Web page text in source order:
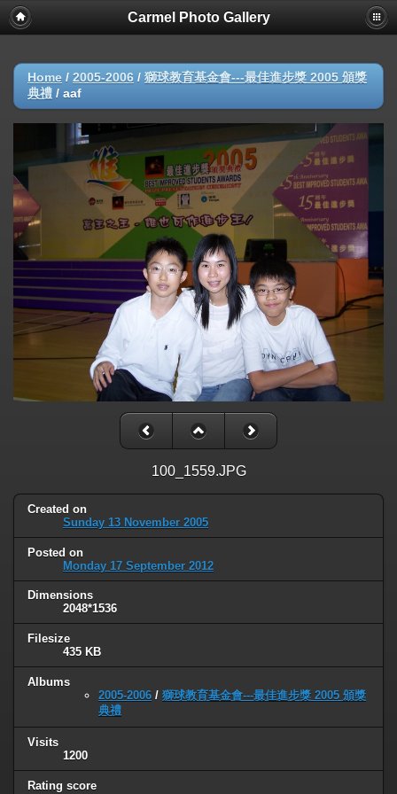
Carmel Photo Gallery
Home / 2005-2006 / 獅球教育基金會---最佳進步獎 2005 頒獎
典禮 / aaf
100_1559.JPG
Created on
Sunday 13 November 2005
Posted on
Monday 17 September 2012
Dimensions
2048*1536
Filesize
435 KB
Albums
2005-2006 / 獅球教育基金會---最佳進步獎 2005 頒獎
典禮
Visits
1200
Rating score